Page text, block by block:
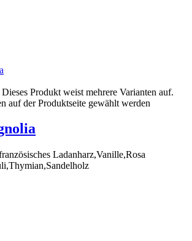
Dieses Produkt weist mehrere Varianten auf.
auf der Produktseite gewählt werden
Ladanharz,Vanille,Rosa